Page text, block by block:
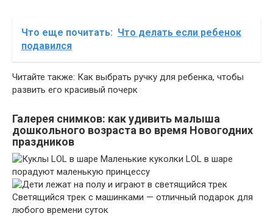
Что еще почитать: Что делать если ребенок
подавился
Читайте также: Как выбрать ручку для ребенка, чтобы
развить его красивый почерк
Галерея снимков: как удивить малыша
дошкольного возраста во время Новогодних
праздников
Маленькие куколки LOL в шаре
порадуют маленькую принцессу
Светящийся трек с машинками — отличный подарок для
любого времени суток